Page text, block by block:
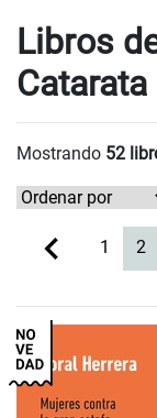
Libros
Catarata
Mostrando 52
1 2